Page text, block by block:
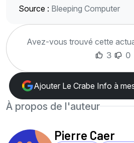
Source : Bleeping Computer
Avez-vous trouvé cette
3
0
Ajouter Le Crabe Info à
À propos de l'auteur
Pierre Caer